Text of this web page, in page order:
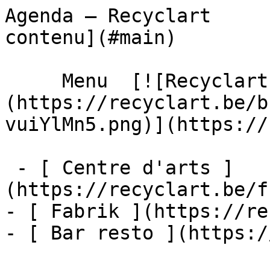
Agenda –
contenu](#main)
(https://recyclart.be/
(https://recyclart.be/
- [ Fabrik ](https://
- [ Bar resto